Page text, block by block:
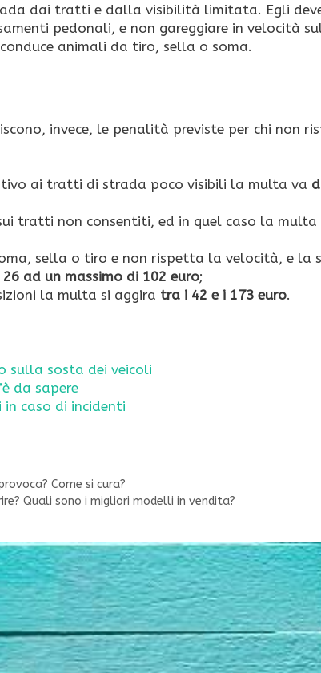
dai tratti e dalla visibilità limitata. Egli
pedonali, e non gareggiare in velocità
animali da tiro, sella o soma.
invece, le penalità previste per chi non
ai tratti di strada poco visibili la multa va
tratti non consentiti, ed in quel caso la
sella o tiro e non rispetta la velocità, e la
ad un massimo di 102 euro;
la multa si aggira tra i 42 e i 173 euro.
sulla sosta dei veicoli
da sapere
in caso di incidenti
Come si cura?
Quali sono i migliori modelli in vendita?